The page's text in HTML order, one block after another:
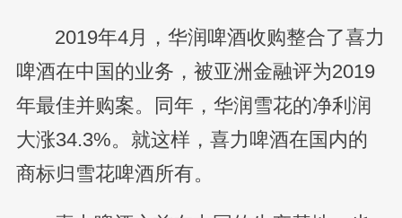
2019年4月，华润啤酒收购整合了喜力
啤酒在中国的业务，被亚洲金融评为2019
年最佳并购案。同年，华润雪花的净利润
大涨34.3%。就这样，喜力啤酒在国内的
商标归雪花啤酒所有。